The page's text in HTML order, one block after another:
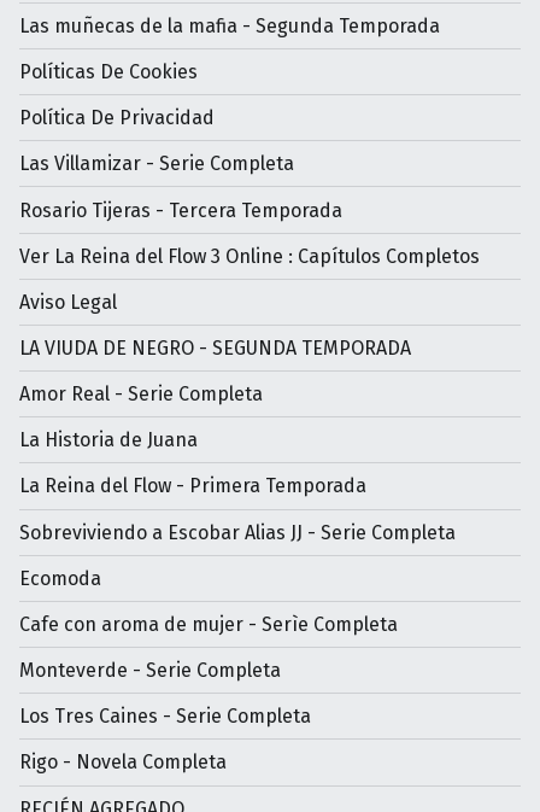
Las muñecas de la mafia - Segunda Temporada
Políticas De Cookies
Política De Privacidad
Las Villamizar - Serie Completa
Rosario Tijeras - Tercera Temporada
Ver La Reina del Flow 3 Online : Capítulos Completos
Aviso Legal
LA VIUDA DE NEGRO - SEGUNDA TEMPORADA
Amor Real - Serie Completa
La Historia de Juana
La Reina del Flow - Primera Temporada
Sobreviviendo a Escobar Alias JJ - Serie Completa
Ecomoda
Cafe con aroma de mujer - Serìe Completa
Monteverde - Serie Completa
Los Tres Caines - Serie Completa
Rigo - Novela Completa